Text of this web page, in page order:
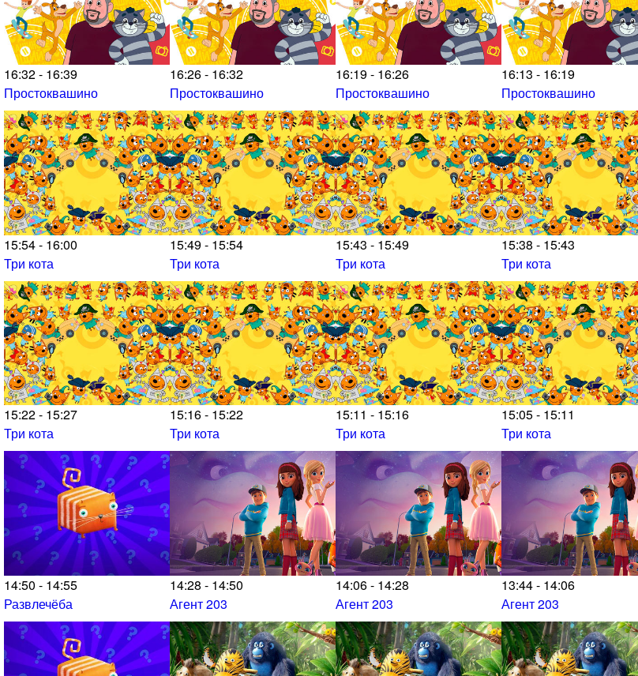
16:32 - 16:39
Простоквашино
16:26 - 16:32
Простоквашино
16:19 - 16:26
Простоквашино
16:13 - 16:19
Простоквашино
15:54 - 16:00
Три кота
15:49 - 15:54
Три кота
15:43 - 15:49
Три кота
15:38 - 15:43
Три кота
15:22 - 15:27
Три кота
15:16 - 15:22
Три кота
15:11 - 15:16
Три кота
15:05 - 15:11
Три кота
14:50 - 14:55
Развлечёба
14:28 - 14:50
Агент 203
14:06 - 14:28
Агент 203
13:44 - 14:06
Агент 203